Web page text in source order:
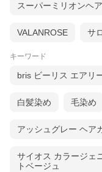
スーパーミリオンヘ
VALANROSE サ
キーワード
bris ビーリス エアリ
白髪染め 毛染め
アッシュグレー ヘア
サイオス カラージェ
トベージュ